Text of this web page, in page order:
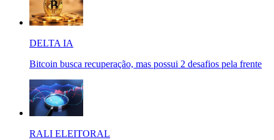
DELTA IA
Bitcoin busca recuperação, mas possui 2 desafios pela frente
RALI ELEITORAL